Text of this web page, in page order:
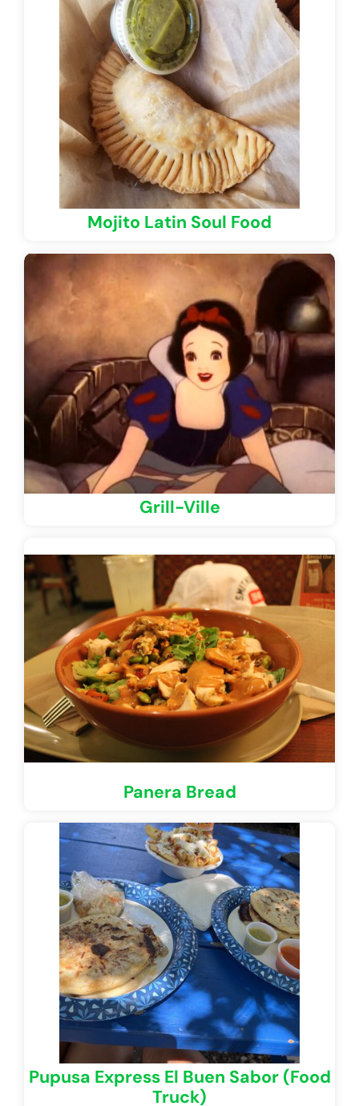
Mojito Latin Soul Food
Grill-Ville
Panera Bread
Pupusa Express El Buen Sabor (Food
Truck)